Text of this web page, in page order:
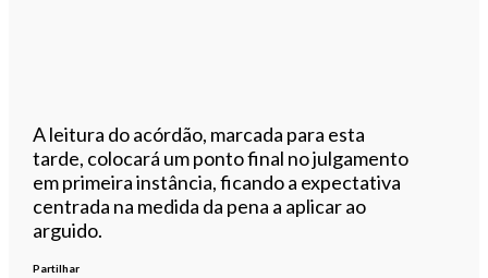
A leitura do acórdão, marcada para esta
tarde, colocará um ponto final no julgamento
em primeira instância, ficando a expectativa
centrada na medida da pena a aplicar ao
arguido.
Partilhar